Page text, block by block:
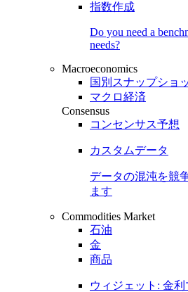
指数作成
Do you need a
needs?
Macroeconomics
国別スナップショ
マクロ経済
Consensus
コンセンサス予想
カスタムデータ
データの混沌を競
ます
Commodities Market
石油
金
商品
ウィジェット: 金